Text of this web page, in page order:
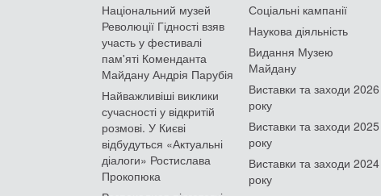
Національний музей
Революції Гідності взяв
участь у фестивалі
пам'яті Коменданта
Майдану Андрія Парубія
Найважливіші виклики
сучасності у відкритій
розмові. У Києві
відбудуться «Актуальні
діалоги» Ростислава
Прокопюка
Соціальні кампанії
Наукова діяльність
Видання Музею
Майдану
Виставки та заходи 2026
року
Виставки та заходи 2025
року
Виставки та заходи 2024
року